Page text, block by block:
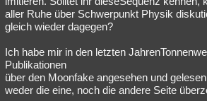
aller Ruhe über Schwerpunkt Physik
gleich wieder dagegen?
Ich habe mir in den letzten
Publikationen
über den Moonfake angesehen und
weder die eine, noch die andere Seite